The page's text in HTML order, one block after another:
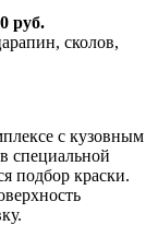
руб.
сколов,
с кузовным
специальной
подбор краски.